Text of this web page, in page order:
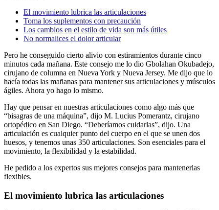
El movimiento lubrica las articulaciones
Toma los suplementos con precaución
Los cambios en el estilo de vida son más útiles
No normalices el dolor articular
Pero he conseguido cierto alivio con estiramientos durante cinco
minutos cada mañana. Este consejo me lo dio Gbolahan Okubadejo,
cirujano de columna en Nueva York y Nueva Jersey. Me dijo que lo
hacía todas las mañanas para mantener sus articulaciones y músculos
ágiles. Ahora yo hago lo mismo.
Hay que pensar en nuestras articulaciones como algo más que
“bisagras de una máquina”, dijo M. Lucius Pomerantz, cirujano
ortopédico en San Diego. “Deberíamos cuidarlas”, dijo. Una
articulación es cualquier punto del cuerpo en el que se unen dos
huesos, y tenemos unas 350 articulaciones. Son esenciales para el
movimiento, la flexibilidad y la estabilidad.
He pedido a los expertos sus mejores consejos para mantenerlas
flexibles.
El movimiento lubrica las articulaciones